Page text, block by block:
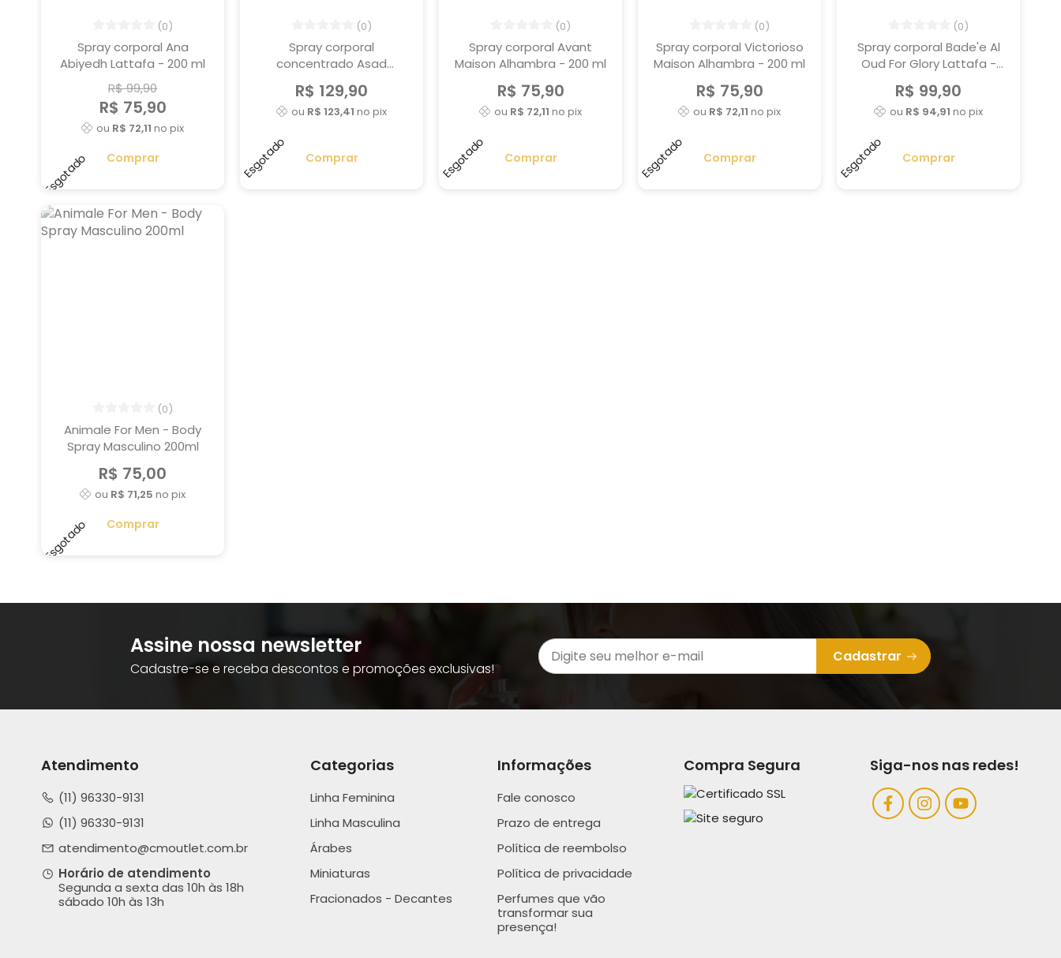
(0)
Spray corporal Ana
Abiyedh Lattafa - 200 ml
R$ 99,90
R$ 75,90
ou R$ 72,11 no pix
Comprar
Esgotado
(0)
Spray corporal
concentrado Asad
R$ 129,90
ou R$ 123,41 no pix
Comprar
Esgotado
(0)
Spray corporal Avant
Maison Alhambra - 200 ml
R$ 75,90
ou R$ 72,11 no pix
Comprar
Esgotado
(0)
Spray corporal Victorioso
Maison Alhambra - 200 ml
R$ 75,90
ou R$ 72,11 no pix
Comprar
Esgotado
(0)
Spray corporal Bade'e Al
Oud For Glory Lattafa -
R$ 99,90
ou R$ 94,91 no pix
Comprar
Esgotado
(0)
Animale For Men - Body
Spray Masculino 200ml
R$ 75,00
ou R$ 71,25 no pix
Comprar
Esgotado
Assine nossa newsletter
Cadastre-se e receba descontos e promoções exclusivas!
Cadastrar
Categorias
Linha Feminina
Linha Masculina
Árabes
Miniaturas
Fracionados - Decantes
Informações
Fale conosco
Prazo de entrega
Política de reembolso
Política de privacidade
Perfumes que vão
transformar sua
presença!
Compra Segura
Atendimento
(11) 96330-9131
(11) 96330-9131
atendimento@cmoutlet.com.br
Horário de atendimento
Segunda a sexta das 10h às 18h
sábado 10h às 13h
Siga-nos nas redes!